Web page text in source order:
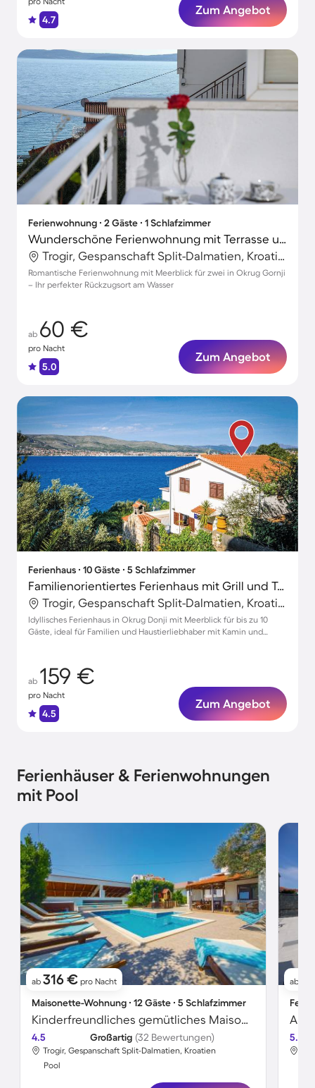
4.7
Zum Angebot
Ferienwohnung ∙ 2 Gäste ∙ 1 Schlafzimmer
Wunderschöne Ferienwohnung mit Terrasse und Grill | Meerblick
Trogir, Gespanschaft Split-Dalmatien, Kroatien
Romantische Ferienwohnung mit Meerblick für zwei in Okrug Gornji
– Ihr perfekter Rückzugsort am Wasser
ab 60 €
pro Nacht
5.0
Zum Angebot
Ferienhaus ∙ 10 Gäste ∙ 5 Schlafzimmer
Familienorientiertes Ferienhaus mit Grill und Terrasse | Wasserblick | Haustierfreundlich
Trogir, Gespanschaft Split-Dalmatien, Kroatien
Idyllisches Ferienhaus in Okrug Donji mit Meerblick für bis zu 10
Gäste, ideal für Familien und Haustierliebhaber mit Kamin und
ab 159 €
pro Nacht
4.5
Zum Angebot
Ferienhäuser & Ferienwohnungen
mit Pool
ab 316 € pro Nacht
Maisonette-Wohnung ∙ 12 Gäste ∙ 5 Schlafzimmer
Kinderfreundliches gemütliches Maisonette mit Grill, Terrasse und Whirlpool
4.5 Großartig (32 Bewertungen)
Trogir, Gespanschaft Split-Dalmatien, Kroatien
Pool
ab
5.0